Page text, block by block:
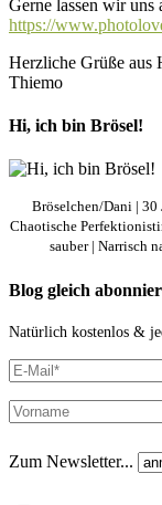
Gerne lassen wir uns
https://
Herzliche Grüße aus
Thiemo
Hi, ich bin Brösel!
Bröselchen/Dani | 30
Chaotische
sauber | Narrisch
Blog gleich
Natürlich kostenlos &
Zum Newsletter...